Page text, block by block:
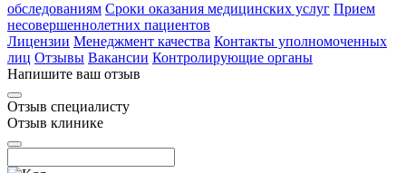
обследованиям Сроки оказания медицинских услуг Прием
несовершеннолетних пациентов
Лицензии Менеджмент качества Контакты уполномоченных
лиц Отзывы Вакансии Контролирующие органы
Напишите ваш отзыв
Отзыв специалисту
Отзыв клинике